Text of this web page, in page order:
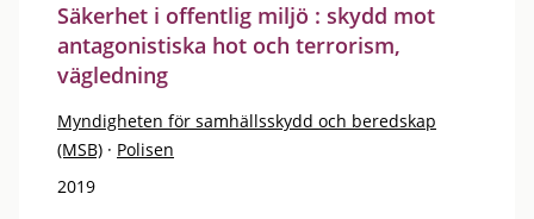
Säkerhet i offentlig miljö : skydd mot
antagonistiska hot och terrorism,
vägledning
Myndigheten för samhällsskydd och beredskap
(MSB) · Polisen
2019